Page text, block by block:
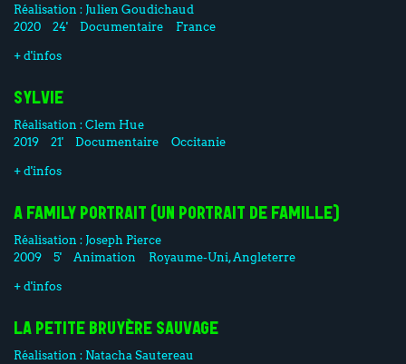
Réalisation : Julien Goudichaud
2020
24' Documentaire France
+ d'infos
SYLVIE
Réalisation :Clem Hue
2019
21' Documentaire Occitanie
+ d'infos
A FAMILY PORTRAIT (UN PORTRAIT DE FAMILLE)
Réalisation : Joseph Pierce
2009
5' Animation Royaume-Uni, Angleterre
+ d'infos
LA PETITE BRUYÈRE SAUVAGE
Réalisation : Natacha Sautereau